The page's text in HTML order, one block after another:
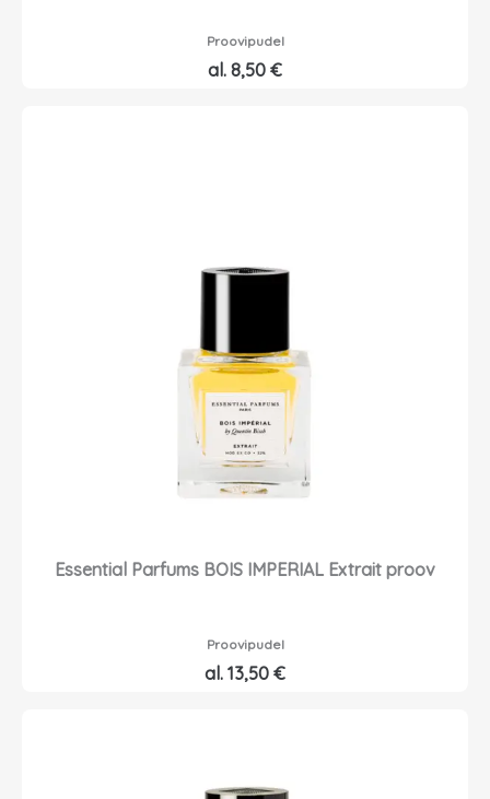
Proovipudel
al. 8,50 €
Essential Parfums BOIS IMPERIAL Extrait proov
Proovipudel
al. 13,50 €